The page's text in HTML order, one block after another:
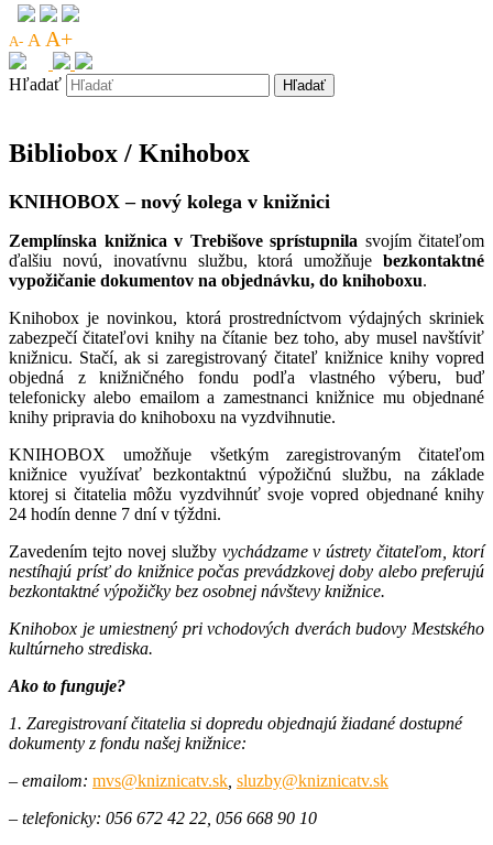
A- A A+
Hľadať
Bibliobox / Knihobox
KNIHOBOX – nový kolega v knižnici
Zemplínska knižnica v Trebišove sprístupnila svojím čitateľom
ďalšiu novú, inovatívnu službu, ktorá umožňuje bezkontaktné
vypožičanie dokumentov na objednávku, do knihoboxu.
Knihobox je novinkou, ktorá prostredníctvom výdajných skriniek
zabezpečí čitateľovi knihy na čítanie bez toho, aby musel navštíviť
knižnicu. Stačí, ak si zaregistrovaný čitateľ knižnice knihy vopred
objedná z knižničného fondu podľa vlastného výberu, buď
telefonicky alebo emailom a zamestnanci knižnice mu objednané
knihy pripravia do knihoboxu na vyzdvihnutie.
KNIHOBOX umožňuje všetkým zaregistrovaným čitateľom
knižnice využívať bezkontaktnú výpožičnú službu, na základe
ktorej si čitatelia môžu vyzdvihnúť svoje vopred objednané knihy
24 hodín denne 7 dní v týždni.
Zavedením tejto novej služby vychádzame v ústrety čitateľom, ktorí
nestíhajú prísť do knižnice počas prevádzkovej doby alebo preferujú
bezkontaktné výpožičky bez osobnej návštevy knižnice.
Knihobox je umiestnený pri vchodových dverách budovy Mestského
kultúrneho strediska.
Ako to funguje?
1. Zaregistrovaní čitatelia si dopredu objednajú žiadané dostupné
dokumenty z fondu našej knižnice:
– emailom: mvs@kniznicatv.sk sluzby@kniznicatv.sk
– telefonicky: 056 672 42 22, 056 668 90 10